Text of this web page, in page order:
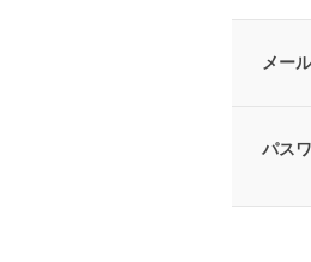
メー
パス